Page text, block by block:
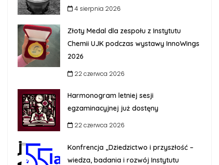
4 sierpnia 2026
Złoty Medal dla zespołu z Instytutu
Chemii UJK podczas wystawy InnoWings
2026
22 czerwca 2026
Harmonogram letniej sesji
egzaminacyjnej już dostęny
22 czerwca 2026
Konfrencja „Dziedzictwo i przyszłość –
wiedza, badania i rozwój Instytutu